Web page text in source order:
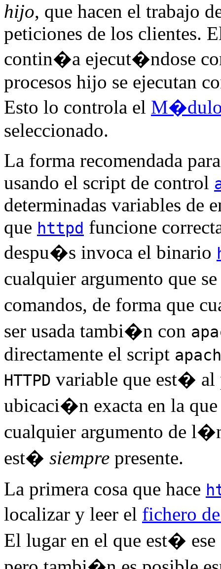
hijo, que hacen el trabajo
peticiones de los clientes.
contin�a ejecut�ndose
procesos hijo se ejecutan
Esto lo controla el M�dulo
seleccionado.
La forma recomendada
usando el script de control
determinadas variables de
que httpd funcione
despu�s invoca el binario
cualquier argumento que
comandos, de forma que
ser usada tambi�n con
directamente el script
HTTPD variable que est� al
ubicaci�n exacta en la
cualquier argumento de
est� siempre presente.
La primera cosa que hace
localizar y leer el fichero
El lugar en el que est�